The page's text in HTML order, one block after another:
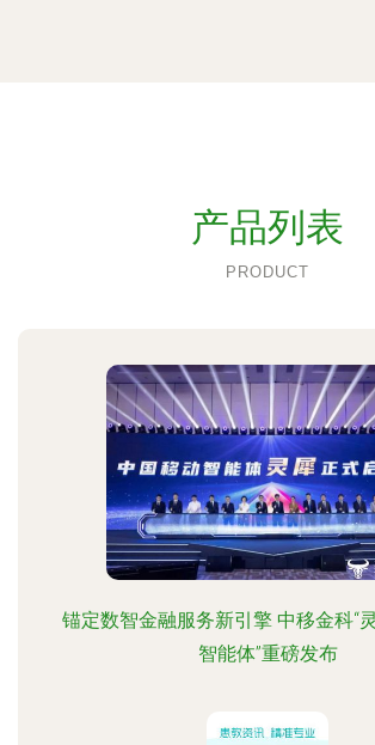
产品列表
PRODUCT
锚定数智金融服务新引擎 中移金科“
智能体”重磅发布